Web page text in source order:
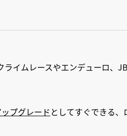
ライムレースやエンデューロ、
プグレード としてすぐできる